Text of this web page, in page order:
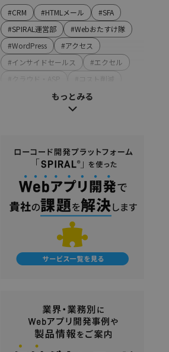
LINE連携
SMS連携
Webイベント（ウェビナー）オンライ
ン受付管理
アンケート作成
マーケティングオートメーション
名刺管理
展示会フォローアップ
人事・総務・経理・IR
ストレスチェックサービス
マイナンバートータルソリューション
匿名型通報・相談​窓口システム​
安否確認サービス
バンク・保険・証券・カード）
割賦・クレジット申込電子化
口座開設ソリューション
#CRM #HTMLメール
#SFA
#SPIRAL運営部
#Webおたすけ隊
#WordPress
#アクセス
#インサイドセールス
#エクセル
#コンプライアンス
#マーケティング
#メーカー
#メリット・デメリット
#メルマガ
#やまざき調べ
#やまざき調べ・改
#レポート
#事例・活用例
#人事
#効果
#委託・代行
#料金・費用
#業務効率化
#顧客接点DX
もっとみる